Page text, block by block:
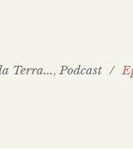
Terra..., Podcast /